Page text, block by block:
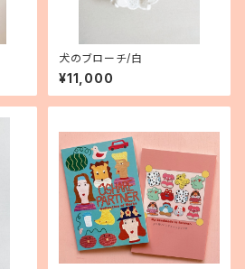
犬のブローチ/白
¥11,000